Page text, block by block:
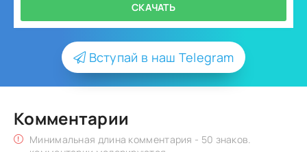
СКАЧАТЬ
Вступай в наш Telegram
Комментарии
Минимальная длина комментария - 50 знаков.